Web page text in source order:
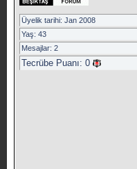
Üyelik tarihi: Jan 2008
Yaş: 43
Mesajlar: 2
Tecrübe Puanı: 0